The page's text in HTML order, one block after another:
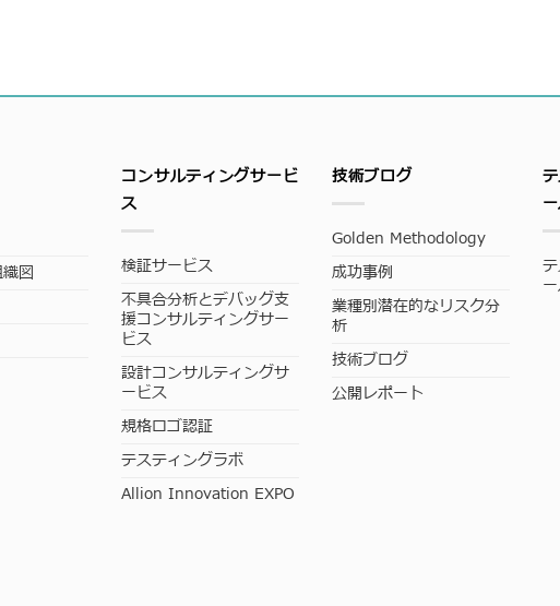
図
コンサルティングサービ
ス
検証サービス
不具合分析とデバッグ支
援コンサルティングサー
ビス
設計コンサルティングサ
ービス
規格ロゴ認証
テスティングラボ
Allion Innovation EXPO
技術ブログ
Golden Methodology
成功事例
業種別潜在的なリスク分
析
技術ブログ
公開レポート